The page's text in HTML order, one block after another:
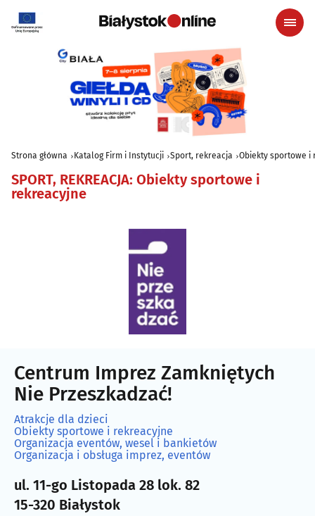
Strona główna Katalog Firm i Instytucji Sport, rekreacja Obiekty sportowe i
SPORT, REKREACJA: Obiekty sportowe i
rekreacyjne
Centrum Imprez Zamkniętych
Nie Przeszkadzać!
Atrakcje dla dzieci
Obiekty sportowe i rekreacyjne
Organizacja eventów, wesel i bankietów
Organizacja i obsługa imprez, eventów
ul. 11-go Listopada 28 lok. 82
15-320 Białystok